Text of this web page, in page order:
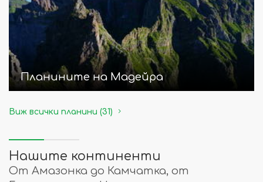
Планините на Мадейра
Виж всички планини (31)
Нашите континенти
От Амазонка до Камчатка, от